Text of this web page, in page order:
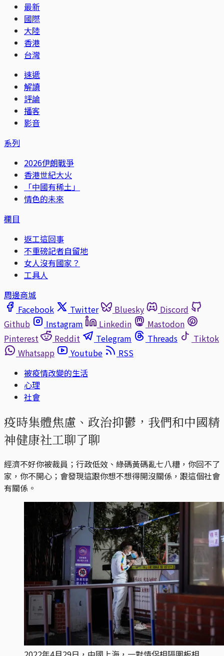
最新
國際
大陸
香港
台灣
速遞
解讀
評論
播客
影音
系列
2026伊朗戰爭
香港世紀大火
「中國有稀土」
情色的未來
欄目
返工這回事
不重磅記者自留地
女人沒有國家？
工具人
周邊商城
Facebook
Twitter Bluesky
Discord
Github
Instagram Linkedin
Mastodon
Pinterest
Reddit Telegram Threads
Tiktok
Whatsapp
Youtube
RSS
被疫情改變的生活
心理
社會
疫時集體焦慮、政治抑鬱，我們和中國精
神健康社工聊了聊
經濟不好你被裁員；行政低效、綠碼黃碼亂七八糟，你回不了
家，你不開心；會發現這跟你想不想得開沒關係，跟這個社會
有關係。